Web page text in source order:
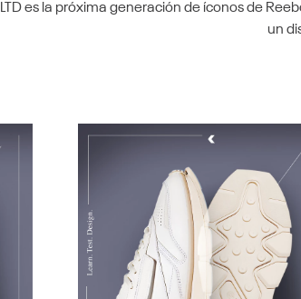
LTD es la próxima generación de íconos de
un